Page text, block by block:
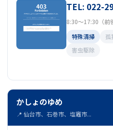
TEL: 022-
8:30～17:30（前
特殊清掃
孤
害虫駆除
かしょのゆめ
📍 仙台市、石巻市、塩竈市...